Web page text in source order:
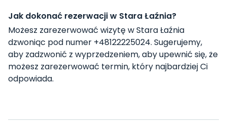
Jak dokonać rezerwacji w Stara Łaźnia?
Możesz zarezerwować wizytę w Stara Łaźnia
dzwoniąc pod numer +48122225024. Sugerujemy,
aby zadzwonić z wyprzedzeniem, aby upewnić się, że
możesz zarezerwować termin, który najbardziej Ci
odpowiada.